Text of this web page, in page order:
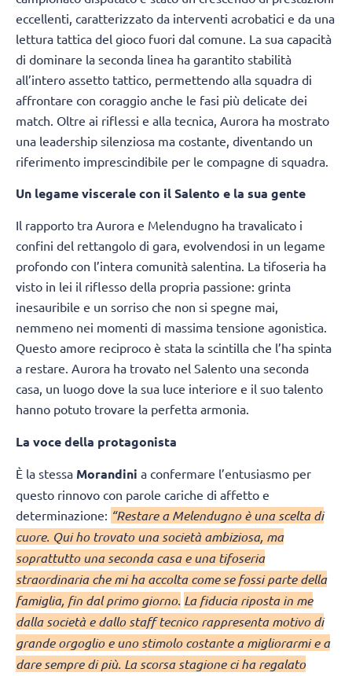
eccellenti, caratterizzato da interventi acrobatici e da una
lettura tattica del gioco fuori dal comune. La sua capacità
di dominare la seconda linea ha garantito stabilità
all’intero assetto tattico, permettendo alla squadra di
affrontare con coraggio anche le fasi più delicate dei
match. Oltre ai riflessi e alla tecnica, Aurora ha mostrato
una leadership silenziosa ma costante, diventando un
riferimento imprescindibile per le compagne di squadra.
Un legame viscerale con il Salento e la sua gente
Il rapporto tra Aurora e Melendugno ha travalicato i
confini del rettangolo di gara, evolvendosi in un legame
profondo con l’intera comunità salentina. La tifoseria ha
visto in lei il riflesso della propria passione: grinta
inesauribile e un sorriso che non si spegne mai,
nemmeno nei momenti di massima tensione agonistica.
Questo amore reciproco è stata la scintilla che l’ha spinta
a restare. Aurora ha trovato nel Salento una seconda
casa, un luogo dove la sua luce interiore e il suo talento
hanno potuto trovare la perfetta armonia.
La voce della protagonista
È la stessa Morandini a confermare l’entusiasmo per
questo rinnovo con parole cariche di affetto e
determinazione: “Restare a Melendugno è una scelta di
cuore. Qui ho trovato una società ambiziosa, ma
soprattutto una seconda casa e una tifoseria
straordinaria che mi ha accolta come se fossi parte della
famiglia, fin dal primo giorno. La fiducia riposta in me
dalla società e dallo staff tecnico rappresenta motivo di
grande orgoglio e uno stimolo costante a migliorarmi e a
dare sempre di più. La scorsa stagione ci ha regalato